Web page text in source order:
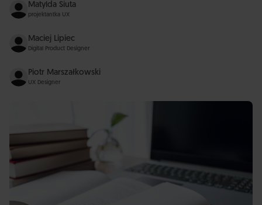
Matylda Siuta
projektantka UX
Maciej Lipiec
Digital Product Designer
Piotr Marszałkowski
UX Designer